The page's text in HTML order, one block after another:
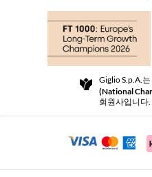
Community Store
Beauty Seekers VIP Club
반품 및 환불
For a safe shopping experience
Security Communication
Giglio S.p.A.는
(National
회원사입니다.